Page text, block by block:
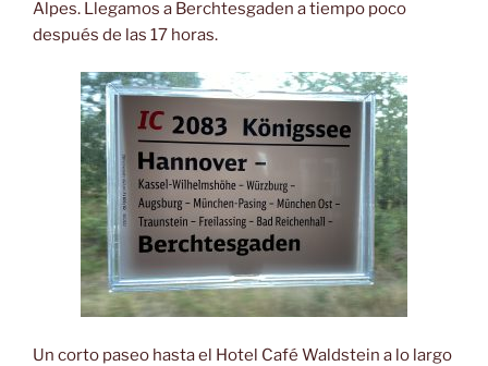
Alpes. Llegamos a Berchtesgaden a tiempo poco
después de las 17 horas.
Un corto paseo hasta el Hotel Café Waldstein a lo largo